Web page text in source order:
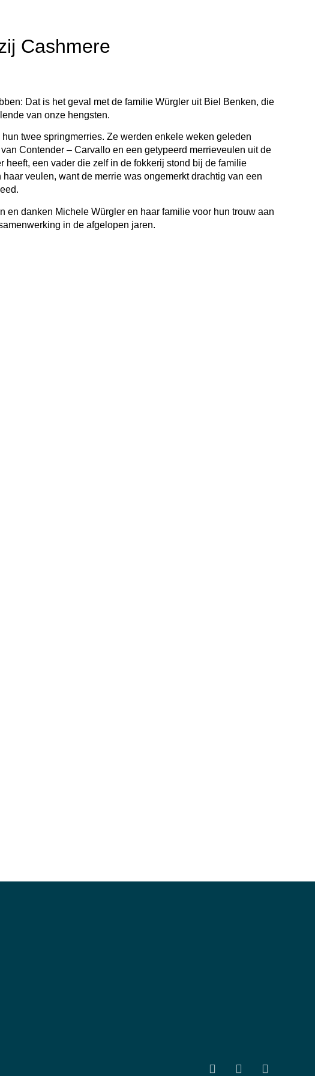
Cashmere
Dat is het geval met de familie Würgler uit Biel Benken, die
van onze hengsten.
twee springmerries. Ze werden enkele weken geleden
Contender – Carvallo en een getypeerd merrieveulen uit de
een vader die zelf in de fokkerij stond bij de familie
veulen, want de merrie was ongemerkt drachtig van een
danken Michele Würgler en haar familie voor hun trouw aan
in de afgelopen jaren.